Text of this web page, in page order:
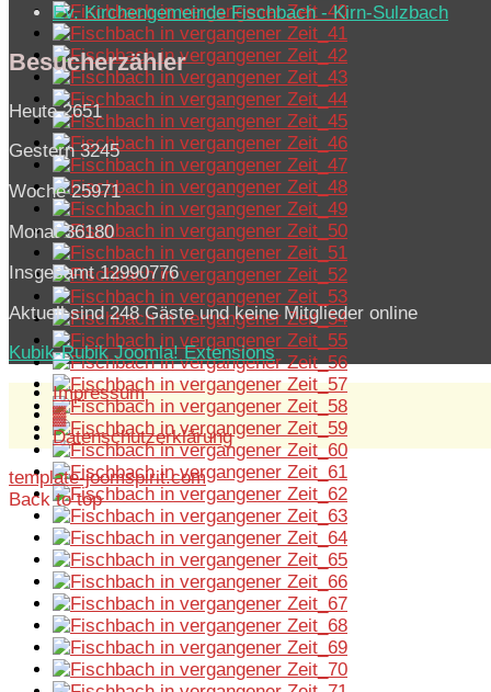
Ev. Kirchen­ge­mein­de Fisch­bach - Kirn-Sulz­bach
Besucherzähler
Heute2651
Gestern3245
Woche25971
Monat36180
Insgesamt12990776
Aktuell sind 248 Gäste und keine Mitglieder online
Kubik-Rubik Joomla! Extensions
Impressum
▓
Datenschutzerklärung
template-joomspirit.com
Back to top